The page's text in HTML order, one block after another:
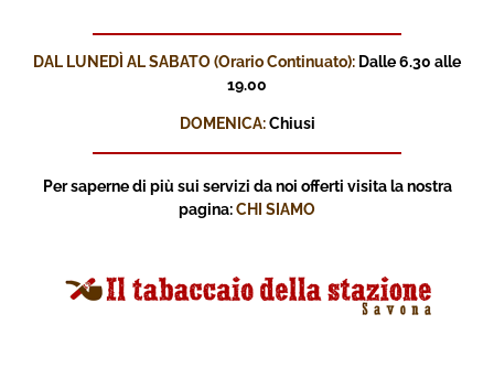
DAL LUNEDÌ AL SABATO (Orario Continuato): Dalle 6.30 alle
19.00
DOMENICA: Chiusi
Per saperne di più sui servizi da noi offerti visita la nostra
pagina:CHI SIAMO